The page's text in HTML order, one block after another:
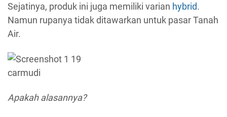
Sejatinya, produk ini juga memiliki varian hybrid.
Namun rupanya tidak ditawarkan untuk pasar Tanah
Air.
carmudi
Apakah alasannya?